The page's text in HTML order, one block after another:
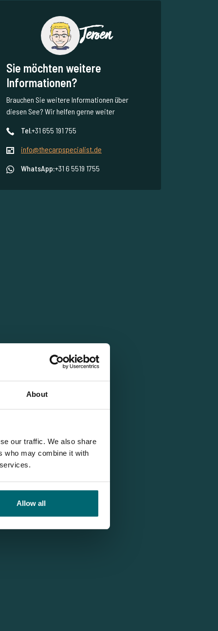
About
our traffic. We also share
who may combine it with
Allow all
Jeroen
Sie möchten weitere
Informationen?
Brauchen Sie weitere Informationen über
diesen See? Wir helfen gerne weiter
Tel.+31 655 191 755
info@thecarpspecialist.de
WhatsApp:+31 6 5519 1755